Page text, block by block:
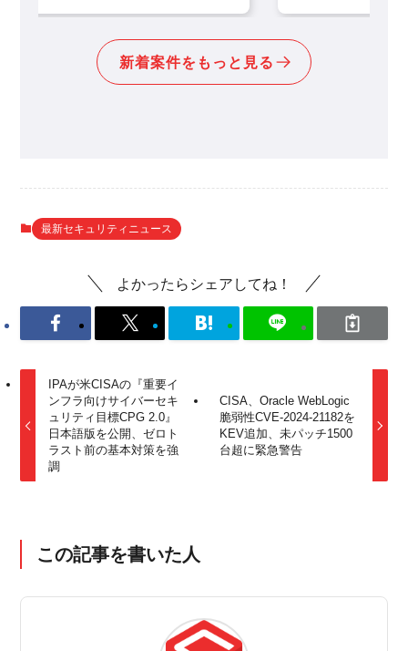
新着案件をもっと見る
最新セキュリティニュース
よかったらシェアしてね！
IPAが米CISAの『重要イ
ンフラ向けサイバーセキ
ュリティ目標CPG 2.0』
日本語版を公開、ゼロト
ラスト前の基本対策を強
調
CISA、Oracle WebLogic
脆弱性CVE-2024-21182を
KEV追加、未パッチ1500
台超に緊急警告
この記事を書いた人